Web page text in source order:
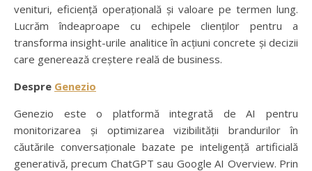
venituri, eficiență operațională și valoare pe termen lung.
Lucrăm îndeaproape cu echipele clienților pentru a
transforma insight-urile analitice în acțiuni concrete și decizii
care generează creștere reală de business.
Despre Genezio
Genezio este o platformă integrată de AI pentru
monitorizarea și optimizarea vizibilității brandurilor în
căutările conversaționale bazate pe inteligență artificială
generativă, precum ChatGPT sau Google AI Overview. Prin